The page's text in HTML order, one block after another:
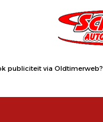
publiciteit via Oldtimerweb?